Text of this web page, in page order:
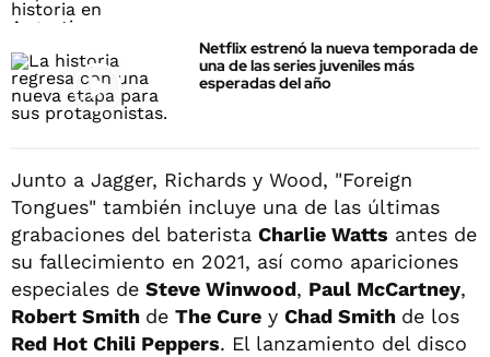
Netflix estrenó la nueva temporada de
una de las series juveniles más
esperadas del año
Junto a Jagger, Richards y Wood, "Foreign
Tongues" también incluye una de las últimas
grabaciones del baterista Charlie Watts antes de
su fallecimiento en 2021, así como apariciones
especiales de Steve Winwood, Paul McCartney,
Robert Smith de The Cure y Chad Smith de los
Red Hot Chili Peppers. El lanzamiento del disco